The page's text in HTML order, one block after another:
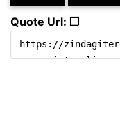
Quote Url: ❐